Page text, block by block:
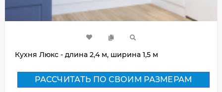
Кухня Люкс - длина 2,4 м, ширина 1,5 м
РАССЧИТАТЬ ПО СВОИМ РАЗМЕРАМ